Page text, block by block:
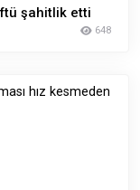
şahitlik etti
648